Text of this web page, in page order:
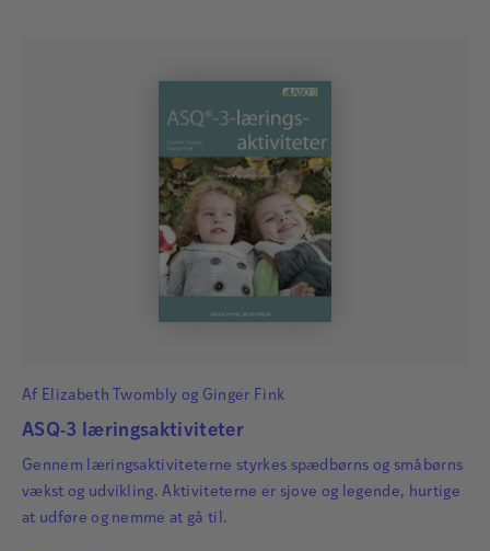
Af Elizabeth Twombly og Ginger Fink
ASQ-3 læringsaktiviteter
Gennem læringsaktiviteterne styrkes spædbørns og småbørns
vækst og udvikling. Aktiviteterne er sjove og legende, hurtige
at udføre og nemme at gå til.